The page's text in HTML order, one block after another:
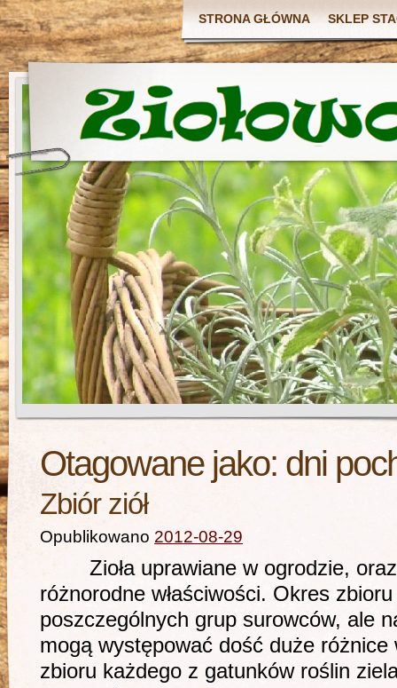
STRONA GŁÓWNA SKLEP
Otagowane jako: dni
Zbiór ziół
Opublikowano 2012-08-29
Zioła uprawiane w ogrodzie, oraz
różnorodne właściwości. Okres
poszczególnych grup surowców, ale
mogą występować dość duże
zbioru każdego z gatunków roślin